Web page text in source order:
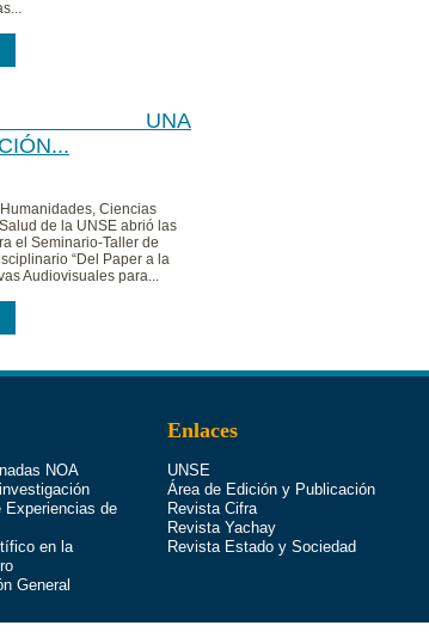
UNA
Ciencias
de la UNSE abrió las
el Seminario-Taller de
“Del Paper a la
Audiovisuales para...
NOA
Experiencias de
en la
General
Enlaces
UNSE
Área de Edición y Publicación
Revista Cifra
Revista Yachay
Revista Estado y Sociedad